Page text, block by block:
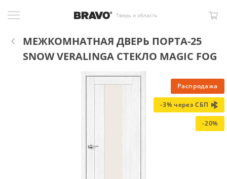
Тверь и область
МЕЖКОМНАТНАЯ ДВЕРЬ ПОРТА-25
SNOW VERALINGA СТЕКЛО MAGIC FOG
Распродажа
-3% через СБП
-20%